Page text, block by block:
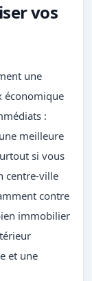
vos
une
économique
:
meilleure
si vous
centre-ville
contre
immobilier
et une